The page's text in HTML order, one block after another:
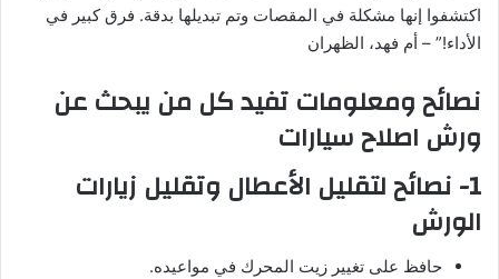
اكتشفوا إنها مشكلة في المقصات وتم تبديلها بدقة. فرق كبير في
الأداء!” – أم فهد، الظهران
نصائح ومعلومات تفيد كل من يبحث عن
ورش اصلاح سيارات
1- نصائح لتقليل الأعطال وتقليل زيارات
الورش
حافظ على تغيير زيت المحرك في مواعيده.